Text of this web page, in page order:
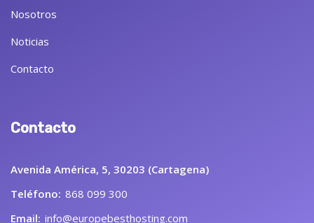
Nosotros
Noticias
Contacto
Contacto
Avenida América, 5, 30203 (Cartagena)
Teléfono: 868 099 300
Email: info@europebesthosting.com